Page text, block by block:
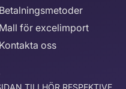
Betalningsmetoder
Mall för excelimport
Kontakta oss